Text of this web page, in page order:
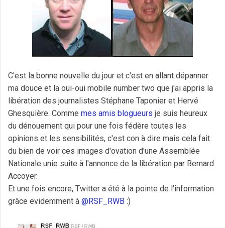
C'est la bonne nouvelle du jour et c'est en allant dépanner
ma douce et la oui-oui mobile number two que j'ai appris la
libération des journalistes Stéphane Taponier et Hervé
Ghesquière. Comme mes amis blogueurs je suis heureux
du dénouement qui pour une fois fédère toutes les
opinions et les sensibilités, c'est con à dire mais cela fait
du bien de voir ces images d'ovation d'une Assemblée
Nationale unie suite à l'annonce de la libération par Bernard
Accoyer.
Et une fois encore, Twitter a été à la pointe de l'information
grâce evidemment à @RSF_RWB :)